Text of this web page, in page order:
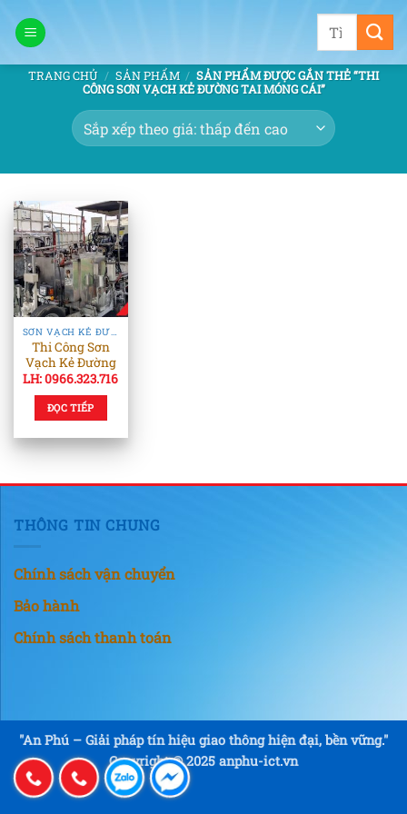
qua
dung
Tìm
TRANG CHỦ / SẢN PHẨM / SẢN PHẨM ĐƯỢC GẮN THẺ “THI
CÔNG SƠN VẠCH KẺ ĐƯỜNG TAI MÓNG CÁI”
SƠN VẠCH KẺ ĐƯỜNG
Thi Công Sơn
Vạch Kẻ Đường
LH: 0966.323.716
ĐỌC TIẾP
THÔNG TIN CHUNG
Chính sách vận chuyển
Bảo hành
Chính sách thanh toán
"An Phú – Giải pháp tín hiệu giao thông hiện đại, bền vững."
Copyright © 2025 anphu-ict.vn